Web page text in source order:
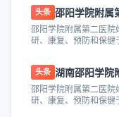
头条 邵阳学院附属
邵阳学院附属第二医
研、康复、预防和保健
头条 湖南邵阳学院
邵阳学院附属第二医
研、康复、预防和保健